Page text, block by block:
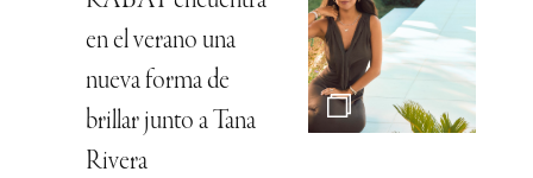
en el verano una
nueva forma de
brillar junto a Tana
Rivera